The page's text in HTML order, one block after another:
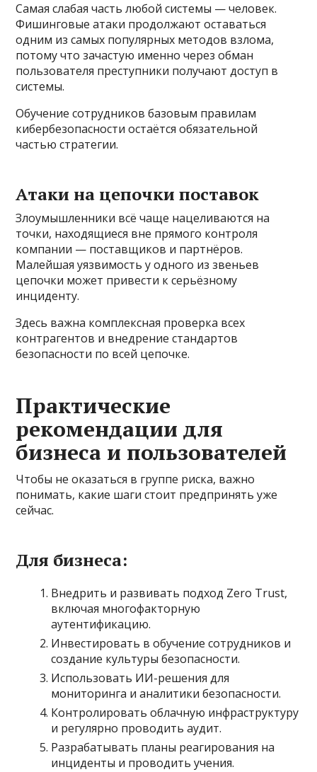
Самая слабая часть любой системы — человек.
Фишинговые атаки продолжают оставаться
одним из самых популярных методов взлома,
потому что зачастую именно через обман
пользователя преступники получают доступ в
системы.
Обучение сотрудников базовым правилам
кибербезопасности остаётся обязательной
частью стратегии.
Атаки на цепочки поставок
Злоумышленники всё чаще нацеливаются на
точки, находящиеся вне прямого контроля
компании — поставщиков и партнёров.
Малейшая уязвимость у одного из звеньев
цепочки может привести к серьёзному
инциденту.
Здесь важна комплексная проверка всех
контрагентов и внедрение стандартов
безопасности по всей цепочке.
Практические
рекомендации для
бизнеса и пользователей
Чтобы не оказаться в группе риска, важно
понимать, какие шаги стоит предпринять уже
сейчас.
Для бизнеса:
Внедрить и развивать подход Zero Trust,
включая многофакторную
аутентификацию.
Инвестировать в обучение сотрудников и
создание культуры безопасности.
Использовать ИИ-решения для
мониторинга и аналитики безопасности.
Контролировать облачную инфраструктуру
и регулярно проводить аудит.
Разрабатывать планы реагирования на
инциденты и проводить учения.